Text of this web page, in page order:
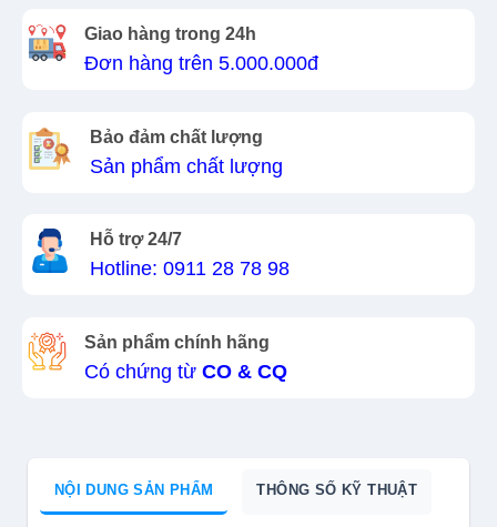
Giao hàng trong 24h
Đơn hàng trên 5.000.000đ
Bảo đảm chất lượng
Sản phẩm chất lượng
Hỗ trợ 24/7
Hotline: 0911 28 78 98
Sản phẩm chính hãng
Có chứng từ CO & CQ
NỘI DUNG SẢN PHẨM THÔNG SỐ KỸ THUẬT